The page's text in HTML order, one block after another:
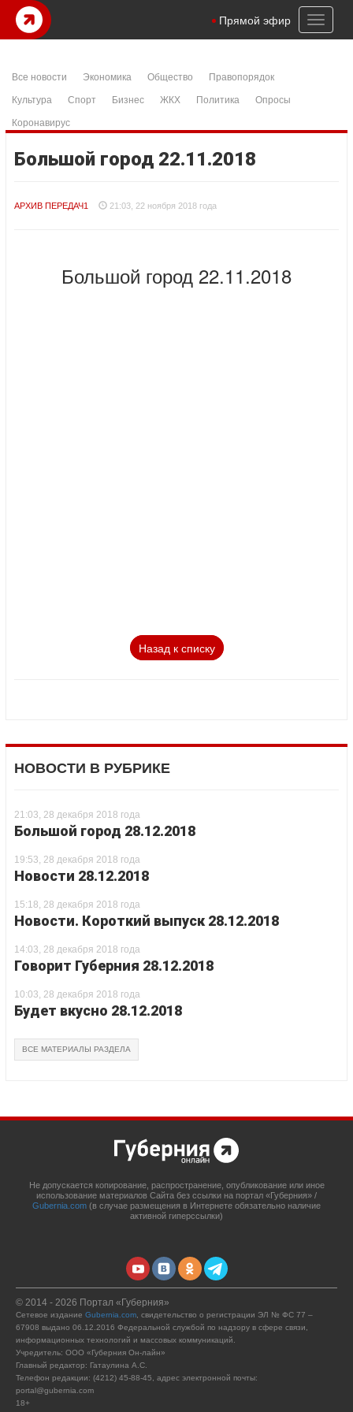
Toggle
Прямой эфир
Все новости Экономика Общество
Правопорядок
Культура
Спорт Бизнес ЖКХ Политика
Опросы
Коронавирус
Большой город 22.11.2018
АРХИВ ПЕРЕДАЧ1 21:03, 22 ноября 2018 года
Большой город 22.11.2018
Назад к списку
НОВОСТИ В РУБРИКЕ
21:03, 28 декабря 2018 года
Большой город 28.12.2018
19:53, 28 декабря 2018 года
Новости 28.12.2018
15:18, 28 декабря 2018 года
Новости. Короткий выпуск 28.12.2018
14:03, 28 декабря 2018 года
Говорит Губерния 28.12.2018
10:03, 28 декабря 2018 года
Будет вкусно 28.12.2018
ВСЕ МАТЕРИАЛЫ РАЗДЕЛА
Не допускается копирование, распространение, опубликование или иное
использование материалов Сайта без ссылки на портал «Губерния» /
Gubernia.com (в случае размещения в Интернете обязательно наличие
активной гиперссылки)
© 2014 - 2026 Портал «Губерния»
Сетевое издание Gubernia.com , свидетельство о регистрации ЭЛ № ФС 77 –
67908 выдано 06.12.2016 Федеральной службой по надзору в сфере связи,
информационных технологий и массовых коммуникаций.
Учредитель: ООО «Губерния Он-лайн»
Главный редактор: Гатаулина А.С.
Телефон редакции: (4212) 45-88-45, адрес электронной почты:
portal@gubernia.com
18+